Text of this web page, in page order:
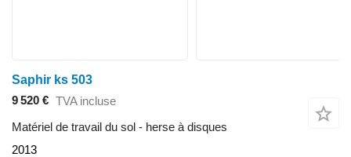
Saphir ks 503
9 520 € TVA incluse
Matériel de travail du sol - herse à disques
2013